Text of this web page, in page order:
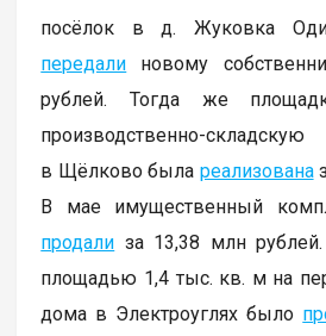
посёлок в д. Жуковка
передали новому
рублей. Тогда же
производственно-
в Щёлково была реализована
В мае имущественный
продали за 13,38 млн
площадью 1,4 тыс. кв. м на
дома в Электроуглях было